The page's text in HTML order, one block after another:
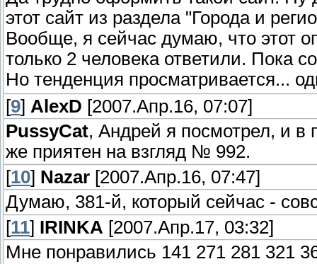
этот сайт из раздела "Города и
Вообще, я сейчас думаю, что этот
только 2 человека ответили. Пока
Но тенденция просматривается...
[9] AlexD [2007.Апр.16, 07:07]
PussyCat, Андрей я посмотрел, и в
же приятен на взгляд № 992.
[10] Nazar [2007.Апр.16, 07:47]
Думаю, 381-й, который сейчас -
[11] IRINKA [2007.Апр.17, 03:32]
Мне понравились 141 271 281 321